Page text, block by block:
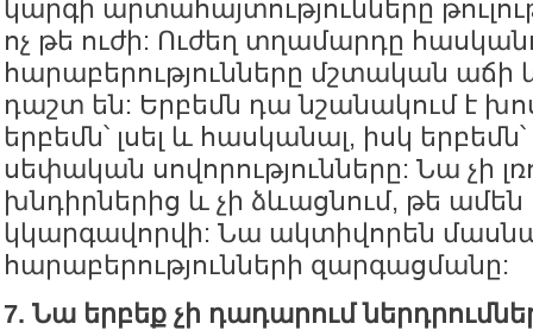
կարգի արտահայտությունները
ոչ թե ուժի: Ուժեղ տղամարդը
հարաբերությունները մշտական
դաշտ են: Երբեմն դա նշանակում է
երբեմն՝ լսել և հասկանալ, իսկ
սեփական սովորությունները: Նա չի
խնդիրներից և չի ձևացնում, թե ամեն
կկարգավորվի: Նա ակտիվորեն
հարաբերությունների զարգացմանը:
7. Նա երբեք չի դադարում